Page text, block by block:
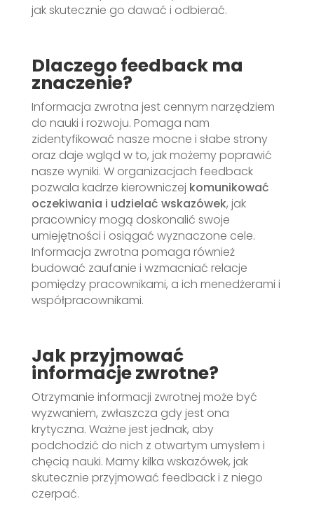
jak skutecznie go dawać i odbierać.
Dlaczego feedback ma
znaczenie?
Informacja zwrotna jest cennym narzędziem
do nauki i rozwoju. Pomaga nam
zidentyfikować nasze mocne i słabe strony
oraz daje wgląd w to, jak możemy poprawić
nasze wyniki. W organizacjach feedback
pozwala kadrze kierowniczej komunikować
oczekiwania i udzielać wskazówek, jak
pracownicy mogą doskonalić swoje
umiejętności i osiągać wyznaczone cele.
Informacja zwrotna pomaga również
budować zaufanie i wzmacniać relacje
pomiędzy pracownikami, a ich menedżerami i
współpracownikami.
Jak przyjmować
informacje zwrotne?
Otrzymanie informacji zwrotnej może być
wyzwaniem, zwłaszcza gdy jest ona
krytyczna. Ważne jest jednak, aby
podchodzić do nich z otwartym umysłem i
chęcią nauki. Mamy kilka wskazówek, jak
skutecznie przyjmować feedback i z niego
czerpać.